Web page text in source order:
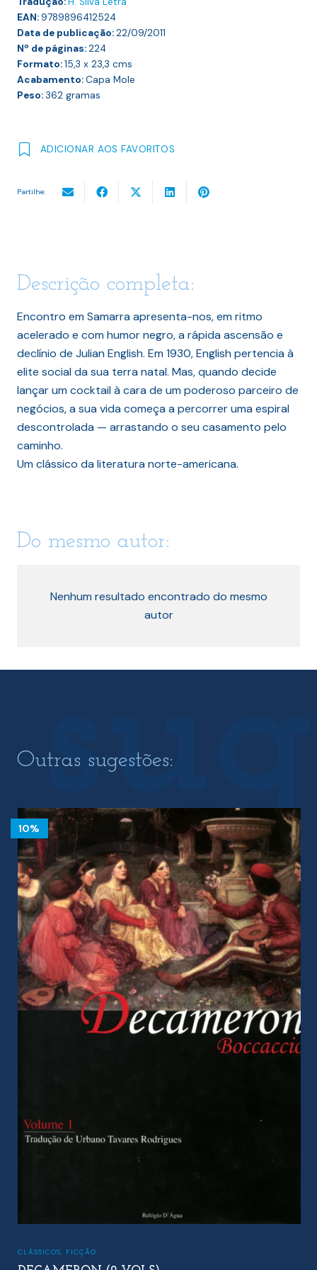
EAN:9789896412524
Data de publicação:22/09/2011
Nº de páginas:224
Formato:15,3 x 23,3 cms
Acabamento:Capa Mole
Peso:362 gramas
ADICIONAR AOS FAVORITOS
Partilhe:
Descrição completa:
Encontro em Samarra apresenta-nos, em ritmo
acelerado e com humor negro, a rápida ascensão e
declínio de Julian English. Em 1930, English pertencia à
elite social da sua terra natal. Mas, quando decide
lançar um cocktail à cara de um poderoso parceiro de
negócios, a sua vida começa a percorrer uma espiral
descontrolada — arrastando o seu casamento pelo
caminho.
Um clássico da literatura norte-americana.
Do mesmo autor:
Nenhum resultado encontrado do mesmo
autor
Outras sugestões:
10%
CLÁSSICOS, FICÇÃO